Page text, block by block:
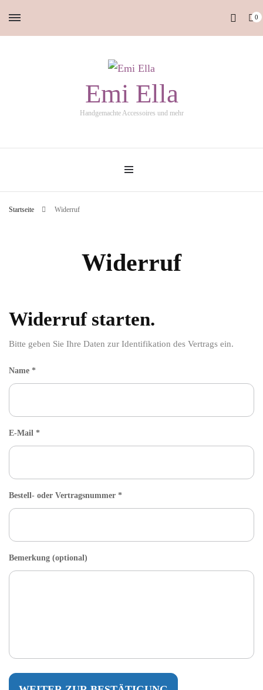
0
Emi Ella
Handgemachte Accessoires und mehr
Startseite Widerruf
Widerruf
Widerruf starten.
Bitte geben Sie Ihre Daten zur Identifikation des Vertrags ein.
Name *
E-Mail *
Bestell- oder Vertragsnummer *
Bemerkung (optional)